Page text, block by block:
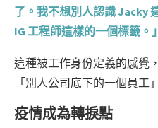
了。我不想別人認識 Jacky
IG 工程師這樣的一個標籤。」
這種被工作身份定義的感覺
「別人公司底下的一個員工
疫情成為轉捩點